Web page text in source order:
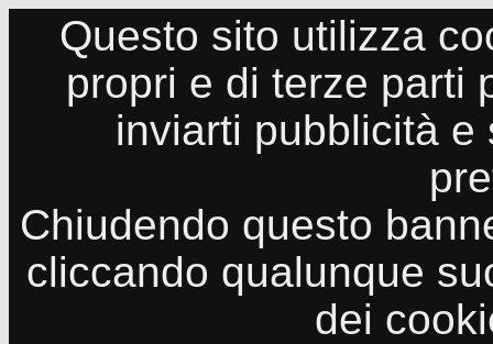
Questo sito utilizza
propri e di terze parti
inviarti pubblicità
Chiudendo questo
cliccando qualunque
dei